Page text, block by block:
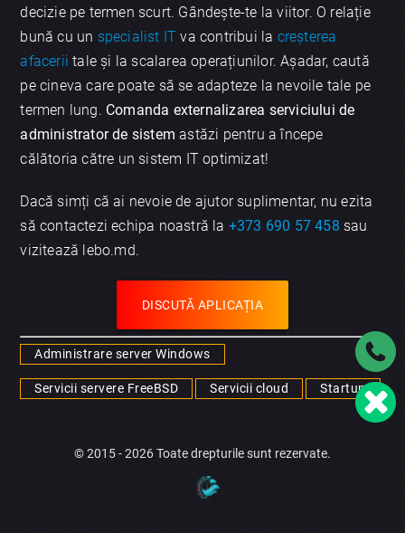
decizie pe termen scurt. Gândește-te la viitor. O relație
bună cu un specialist IT va contribui la creșterea
afacerii tale și la scalarea operațiunilor. Așadar, caută
pe cineva care poate să se adapteze la nevoile tale pe
termen lung. Comanda externalizarea serviciului de
administrator de sistem astăzi pentru a începe
călătoria către un sistem IT optimizat!
Dacă simți că ai nevoie de ajutor suplimentar, nu ezita
să contactezi echipa noastră la +373 690 57 458 sau
vizitează lebo.md.
DISCUTĂ APLICAȚIA
Administrare server Windows
Servicii servere FreeBSD Servicii cloud Startup
© 2015 - 2026 Toate drepturile sunt rezervate.